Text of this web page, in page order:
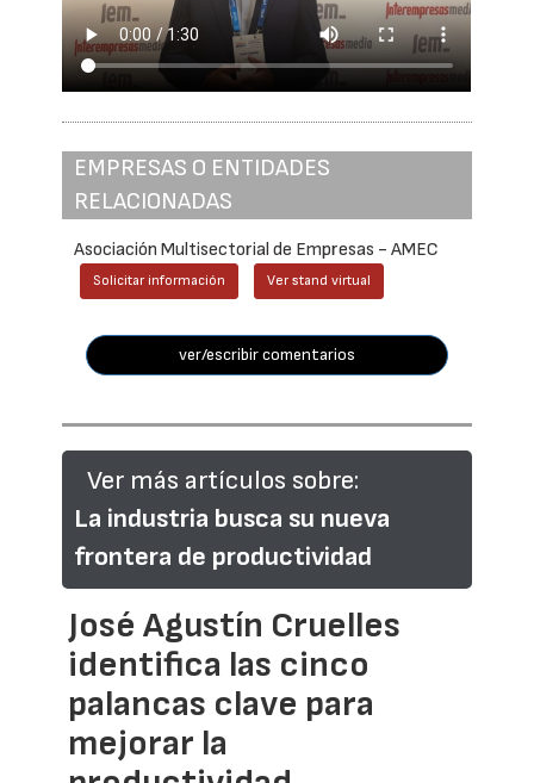
EMPRESAS O ENTIDADES
RELACIONADAS
Asociación Multisectorial de Empresas - AMEC
Solicitar información Ver stand virtual
ver/escribir comentarios
Ver más artículos sobre:
La industria busca su nueva
frontera de productividad
José Agustín Cruelles
identifica las cinco
palancas clave para
mejorar la